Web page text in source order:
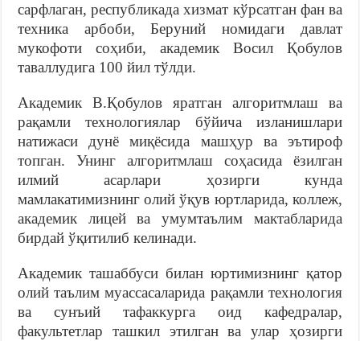
сарфлаган, республикада хизмат кўрсатган фан ва
техника арбоби, Беруний номидаги давлат
мукофоти соҳиби, академик Восил Қобулов
таваллудига 100 йил тўлди.
Академик В.Қобулов яратган алгоритмлаш ва
рақамли технологиялар бўйича изланишлари
натижаси дунё миқёсида машҳур ва эътироф
топган. Унинг алгоритмлаш соҳасида ёзилган
илмий асарлари ҳозирги кунда
мамлакатимизнинг олий ўқув юртларида, коллеж,
академик лицей ва умумтаълим мактабларида
бирдай ўқитилиб келинади.
Академик ташаббуси билан юртимизнинг қатор
олий таълим муассасаларида рақамли технология
ва сунъий тафаккурга оид кафедралар,
факультетлар ташкил этилган ва улар ҳозирги